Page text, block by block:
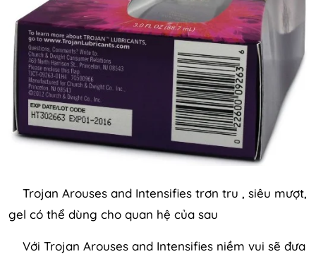
Trojan Arouses and Intensifies trơn tru , siêu mượt,
gel có thể dùng cho quan hệ của sau
Với Trojan Arouses and Intensifies niềm vui sẽ đưa